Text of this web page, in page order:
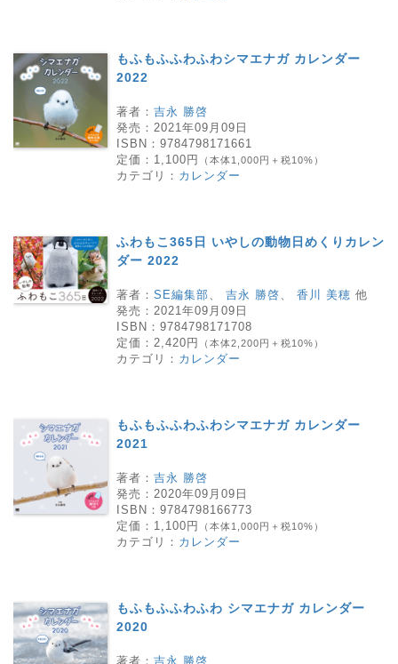
もふもふふわふわシマエナガ カレンダー
2022
著者： 吉永 勝啓
発売： 2021年09月09日
ISBN： 9784798171661
定価： 1,100円 （本体1,000円＋税10%）
カテゴリ： カレンダー
ふわもこ365日 いやしの動物日めくりカレン
ダー 2022
著者： SE編集部 吉永 勝啓 香川 美穂 他
発売： 2021年09月09日
ISBN： 9784798171708
定価： 2,420円 （本体2,200円＋税10%）
カテゴリ： カレンダー
もふもふふわふわシマエナガ カレンダー
2021
著者： 吉永 勝啓
発売： 2020年09月09日
ISBN： 9784798166773
定価： 1,100円 （本体1,000円＋税10%）
カテゴリ： カレンダー
もふもふふわふわ シマエナガ カレンダー
2020
著者： 吉永 勝啓